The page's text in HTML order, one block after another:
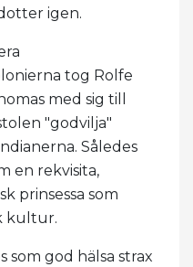
igen.
tog Rolfe
med sig till
"godvilja"
Således
en rekvisita,
prinsessa som
kultur.
som god hälsa strax